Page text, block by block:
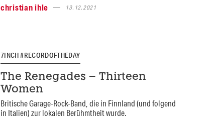
christian ihle
13.12.2021
7INCH #RECORDOFTHEDAY
The Renegades – Thirteen
Women
Britische Garage-Rock-Band, die in Finnland (und folgend
in Italien) zur lokalen Berühmtheit wurde.